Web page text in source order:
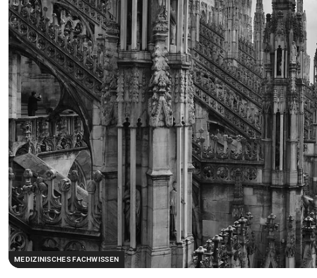
MEDIZINISCHES FACHWISSEN